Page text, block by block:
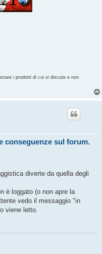
i prodotti di cui si discute e non
conseguenze sul forum.
diverte da quella degli
è loggato (o non apre la
vedo il messaggio "in
viene letto.